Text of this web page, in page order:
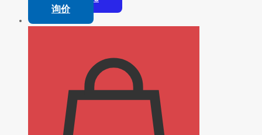
询价